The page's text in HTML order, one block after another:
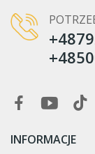
INFORMACJE